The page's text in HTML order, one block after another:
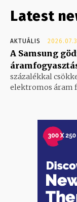
Latest
AKTUÁLIS
A Samsung
százalékkal
elektromos áram